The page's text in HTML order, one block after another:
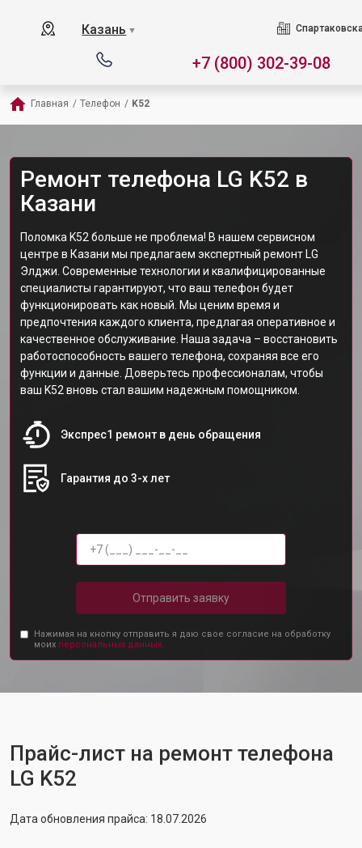
Казань ▼
+7 (800) 302-39-08
Главная / Телефон / K52
Ремонт телефона LG K52 в
Казани
Поломка K52 больше не проблема! В нашем сервисном
центре в Казани мы предлагаем экспертный ремонт LG
Элджи. Современные технологии и квалифицированные
специалисты гарантируют, что ваш телефон будет
функционировать как новый. Мы ценим время и
предпочтения каждого клиента, предлагая оперативное и
качественное обслуживание. Наша задача – восстановить
работоспособность вашего телефона, сохраняя все его
функции и данные. Доверьтесь профессионалам, чтобы
ваш K52 вновь стал вашим надежным помощником.
Экспрес1 ремонт в день обращения
Гарантия до 3-х лет
Отправить заявку
Нажимая на кнопку отправить я даю свое согласие на обработку
моих персональных данных.
Прайс-лист на ремонт телефона
LG K52
Дата обновления прайса: 18.07.2026